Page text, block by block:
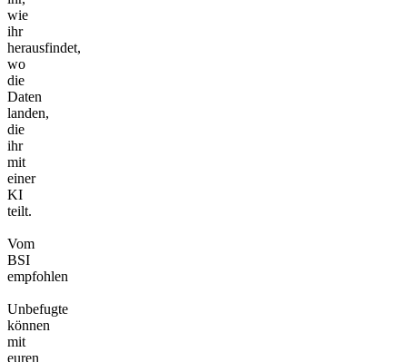
wie
ihr
herausfindet,
wo
die
Daten
landen,
die
ihr
mit
einer
KI
teilt.
Vom
BSI
empfohlen
Unbefugte
können
mit
euren